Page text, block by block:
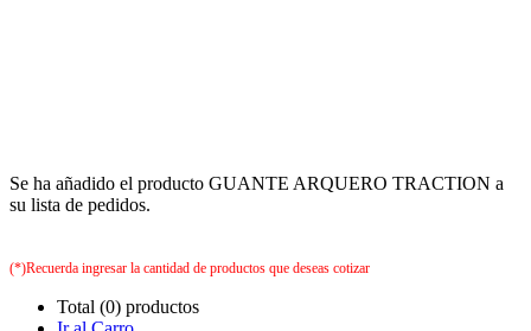
Se ha añadido el producto GUANTE ARQUERO TRACTION a
su lista de pedidos.
(*)Recuerda ingresar la cantidad de productos que deseas cotizar
Total (0) productos